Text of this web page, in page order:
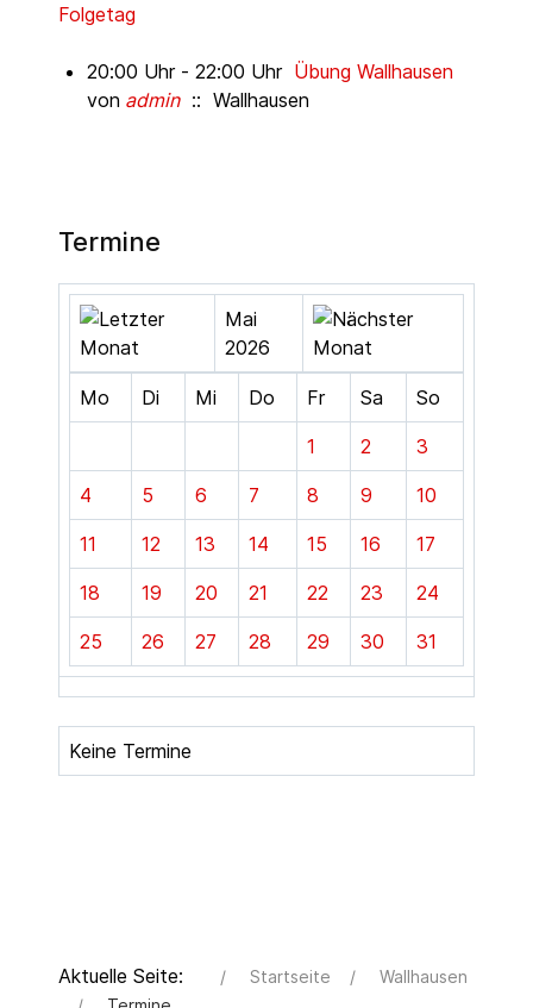
Folgetag
20:00 Uhr - 22:00 Uhr Übung Wallhausen
von admin:: Wallhausen
Termine
Mai
2026
Mo Di Mi Do Fr Sa So
1 2 3
4 5 6 7 8 9 10
11 12 13 14 15 16 17
18 19 20 21 22 23 24
25 26 27 28 29 30 31
Keine Termine
Aktuelle Seite: Startseite
Wallhausen